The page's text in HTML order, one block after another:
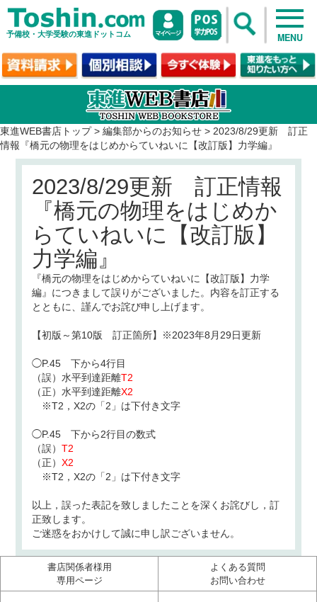
予備校・大学受験の東進ドットコム MENU
東進WEB書店トップ> 編集部からのお知らせ > 2023/8/29更新 訂正
情報『橋元の物理をはじめからていねいに【改訂版】力学編』
2023/8/29更新 訂正情報
『橋元の物理をはじめか
らていねいに【改訂版】
力学編』
『橋元の物理をはじめからていねいに【改訂版】力学
編』 につきまして誤りがございました。内容を訂正する
とともに、謹んでお詫び申し上げます。
【初版～第10版 訂正箇所】※2023年8月29日更新
◯P.45 下から4行目
（誤）水平到達距離T2
（正）水平到達距離X2
※T2，X2の「2」は下付き文字
◯P.45 下から2行目の数式
（誤） T2
（正） X2
※T2，X2の「2」は下付き文字
以上，誤った表記を致しましたことを深くお詫びし，訂
正致します。
ご迷惑をおかけして誠に申し訳ございません。
書店関係者様用
専用ページ
よくある質問
お問い合わせ